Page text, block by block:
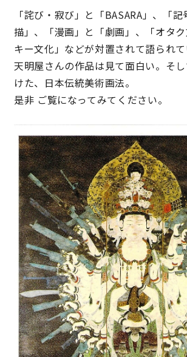
「詫び・寂び」と「BASARA」、「
描」、「漫画」と「劇画」、「オタ
キー文化」などが対置されて語られて
天明屋さんの作品は見て面白い。そ
けた、日本伝統美術画法。
是非 ご覧になってみてください。